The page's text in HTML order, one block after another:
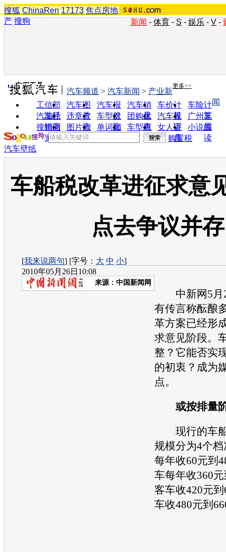
搜狐 ChinaRen 17173 焦点房地
产 搜狗 新闻 - 体育 - S - 娱乐 - V -
实用工具 更多>>
工信部
油耗
汽车图
片
汽车报
价
汽车销
量
车价计
算
车险计
算
汽车经
销商
违章查
询
车型对
比
团购优
惠
汽车投
诉
广州车
展
搜狗浏
览器
图片欣
赏
单词翻
车型查
询
女人宝
典
小说阅
读
汽车频道 > 汽车新闻 > 产业新
闻
购置税
汽车壁纸
车船税改革进征求意
点去争议并存
[我来说两句] [字号： 大 中 小]
2010年05月26日10:08
来源： 中国新闻网
中新网5月
有传言称酝酿
革方案已经形
求意见阶段。
整？它能否实
的初衷？成为
点。
或按排量阶
现行的车船
规模分为4个
每年收60元到
车每年收360
客车收420元
车收480元到